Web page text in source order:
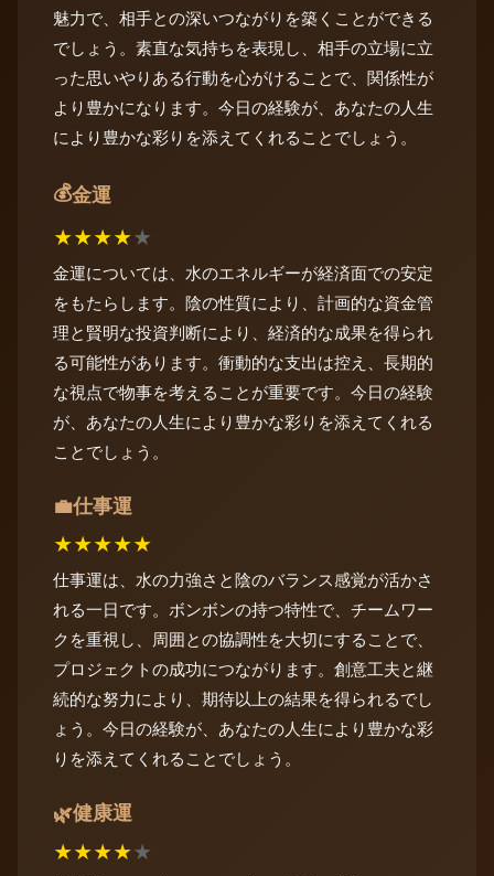
魅力で、相手との深いつながりを築くことができる
でしょう。素直な気持ちを表現し、相手の立場に立
った思いやりある行動を心がけることで、関係性が
より豊かになります。今日の経験が、あなたの人生
により豊かな彩りを添えてくれることでしょう。
💰金運
★★★★★
金運については、水のエネルギーが経済面での安定
をもたらします。陰の性質により、計画的な資金管
理と賢明な投資判断により、経済的な成果を得られ
る可能性があります。衝動的な支出は控え、長期的
な視点で物事を考えることが重要です。今日の経験
が、あなたの人生により豊かな彩りを添えてくれる
ことでしょう。
💼仕事運
★★★★★
仕事運は、水の力強さと陰のバランス感覚が活かさ
れる一日です。ボンボンの持つ特性で、チームワー
クを重視し、周囲との協調性を大切にすることで、
プロジェクトの成功につながります。創意工夫と継
続的な努力により、期待以上の結果を得られるでし
ょう。今日の経験が、あなたの人生により豊かな彩
りを添えてくれることでしょう。
🌿健康運
★★★★★